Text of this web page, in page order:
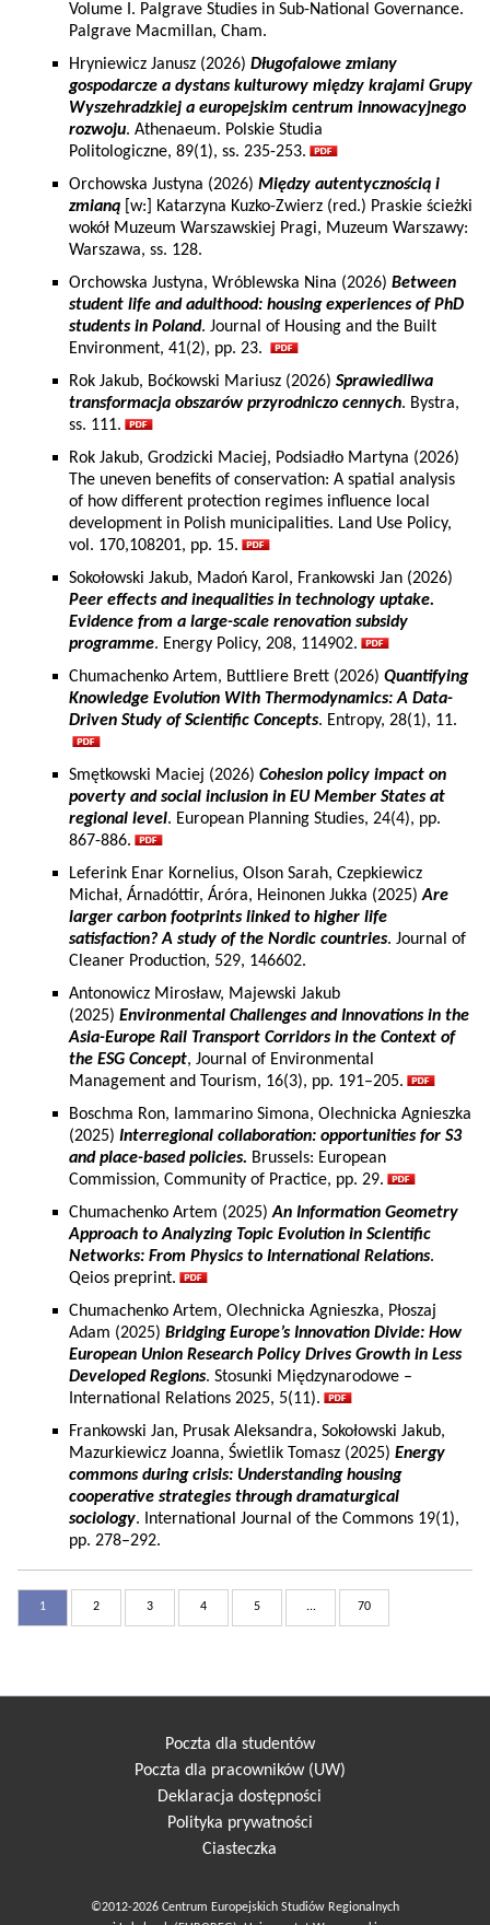
Volume I. Palgrave Studies in Sub-National Governance.
Palgrave Macmillan, Cham.
Hryniewicz Janusz (2026) Długofalowe zmiany
gospodarcze a dystans kulturowy między krajami Grupy
Wyszehradzkiej a europejskim centrum innowacyjnego
rozwoju. Athenaeum. Polskie Studia
Politologiczne, 89(1), ss. 235-253.
Orchowska Justyna (2026) Między autentycznością i
zmianą [w:] Katarzyna Kuzko-Zwierz (red.) Praskie ścieżki
wokół Muzeum Warszawskiej Pragi, Muzeum Warszawy:
Warszawa, ss. 128.
Orchowska Justyna, Wróblewska Nina (2026) Between
student life and adulthood: housing experiences of PhD
students in Poland. Journal of Housing and the Built
Environment, 41(2), pp. 23.
Rok Jakub, Boćkowski Mariusz (2026) Sprawiedliwa
transformacja obszarów przyrodniczo cennych. Bystra,
ss. 111.
Rok Jakub, Grodzicki Maciej, Podsiadło Martyna (2026)
The uneven benefits of conservation: A spatial analysis
of how different protection regimes influence local
development in Polish municipalities. Land Use Policy,
vol. 170,108201, pp. 15.
Sokołowski Jakub, Madoń Karol, Frankowski Jan (2026)
Peer effects and inequalities in technology uptake.
Evidence from a large-scale renovation subsidy
programme. Energy Policy, 208, 114902.
Chumachenko Artem, Buttliere Brett (2026) Quantifying
Knowledge Evolution With Thermodynamics: A Data-
Driven Study of Scientific Concepts. Entropy, 28(1), 11.
Smętkowski Maciej (2026) Cohesion policy impact on
poverty and social inclusion in EU Member States at
regional level. European Planning Studies, 24(4), pp.
867-886.
Leferink Enar Kornelius, Olson Sarah, Czepkiewicz
Michał, Árnadóttir, Áróra, Heinonen Jukka (2025)Are
larger carbon footprints linked to higher life
satisfaction? A study of the Nordic countries. Journal of
Cleaner Production, 529, 146602.
Antonowicz Mirosław, Majewski Jakub
(2025) Environmental Challenges and Innovations in the
Asia-Europe Rail Transport Corridors in the Context of
the ESG Concept, Journal of Environmental
Management and Tourism, 16(3), pp. 191–205.
Boschma Ron, Iammarino Simona, Olechnicka Agnieszka
(2025) Interregional collaboration: opportunities for S3
and place-based policies. Brussels: European
Commission, Community of Practice, pp. 29.
Chumachenko Artem (2025)An Information Geometry
Approach to Analyzing Topic Evolution in Scientific
Networks: From Physics to International Relations.
Qeios preprint.
Chumachenko Artem, Olechnicka Agnieszka, Płoszaj
Adam (2025) Bridging Europe’s Innovation Divide: How
European Union Research Policy Drives Growth in Less
Developed Regions. Stosunki Międzynarodowe –
International Relations 2025, 5(11).
Frankowski Jan, Prusak Aleksandra, Sokołowski Jakub,
Mazurkiewicz Joanna, Świetlik Tomasz (2025) Energy
commons during crisis: Understanding housing
cooperative strategies through dramaturgical
sociology. International Journal of the Commons 19(1),
pp. 278–292.
1 2 3 4 5 ... 70
Poczta dla studentów
Poczta dla pracowników (UW)
Deklaracja dostępności
Polityka prywatności
Ciasteczka
©2012-2026 Centrum Europejskich Studiów Regionalnych